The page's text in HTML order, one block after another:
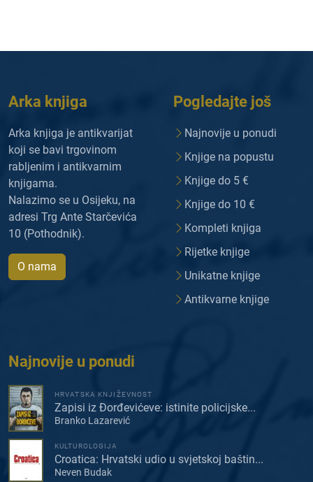
Arka knjiga
Arka knjiga je antikvarijat
koji se bavi trgovinom
rabljenim i antikvarnim
knjigama.
Nalazimo se u Osijeku, na
adresi Trg Ante Starčevića
10 (Pothodnik).
O nama
Pogledajte još
Najnovije u ponudi
Knjige na popustu
Knjige do 5 €
Knjige do 10 €
Kompleti knjiga
Rijetke knjige
Unikatne knjige
Antikvarne knjige
Najnovije u ponudi
HRVATSKA KNJIŽEVNOST
Zapisi iz Đorđevićeve: istinite policijske...
Branko Lazarević
KULTUROLOGIJA
Croatica: Hrvatski udio u svjetskoj baštin...
Neven Budak